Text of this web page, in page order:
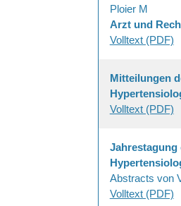
Ploier M
Arzt und
Volltext (PDF)
Mitteilungen
Volltext (PDF)
Jahrestagung
Abstracts von
Volltext (PDF)